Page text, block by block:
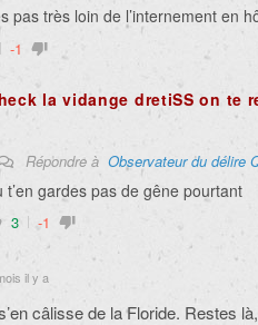
pas très loin de l’internement en
-1
la vidange dretiSS on te
Répondre à Observateur du délire
t’en gardes pas de gêne pourtant
3 -1
il y a
câlisse de la Floride. Restes